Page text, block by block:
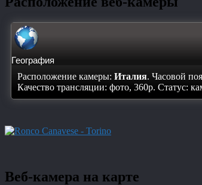
География
Расположение камеры: Италия. Часовой
Качество трансляции: фото, 360p. Статус:
Веб-камера на карте